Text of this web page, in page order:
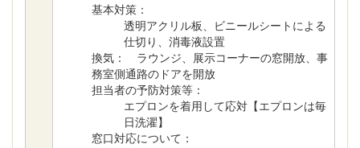
基本対策：
透明アクリル板、ビニールシートによる
仕切り、消毒液設置
換気： ラウンジ、展示コーナーの窓開放、事
務室側通路のドアを開放
担当者の予防対策等：
エプロンを着用して応対【エプロンは毎
日洗濯】
窓口対応について：